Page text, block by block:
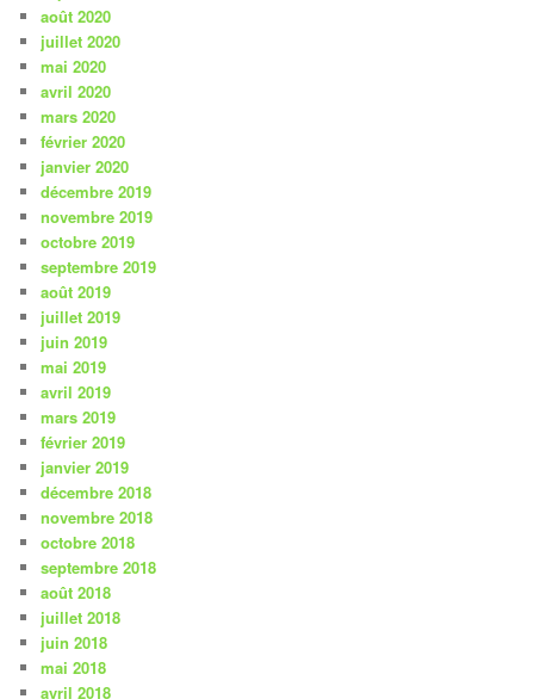
août 2020
juillet 2020
mai 2020
avril 2020
mars 2020
février 2020
janvier 2020
décembre 2019
novembre 2019
octobre 2019
septembre 2019
août 2019
juillet 2019
juin 2019
mai 2019
avril 2019
mars 2019
février 2019
janvier 2019
décembre 2018
novembre 2018
octobre 2018
septembre 2018
août 2018
juillet 2018
juin 2018
mai 2018
avril 2018